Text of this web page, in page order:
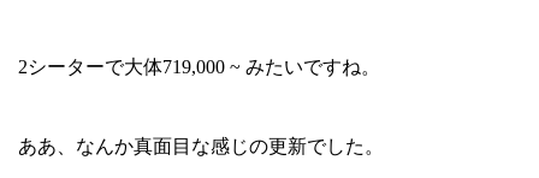
2シーターで大体719,000 ~ みたいですね。
ああ、なんか真面目な感じの更新でした。